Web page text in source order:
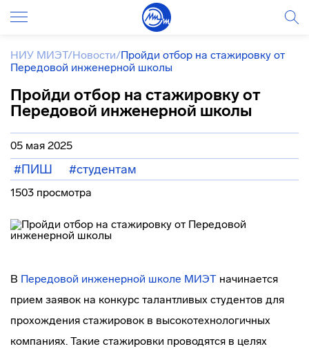
НИУ МИЭТ/Новости/Пройди отбор на стажировку от
Передовой инженерной школы
Пройди отбор на стажировку от
Передовой инженерной школы
05 мая 2025
#ПИШ #студентам
1503 просмотра
В Передовой инженерной школе МИЭТ начинается
прием заявок на конкурс талантливых студентов для
прохождения стажировок в высокотехнологичных
компаниях. Такие стажировки проводятся в целях